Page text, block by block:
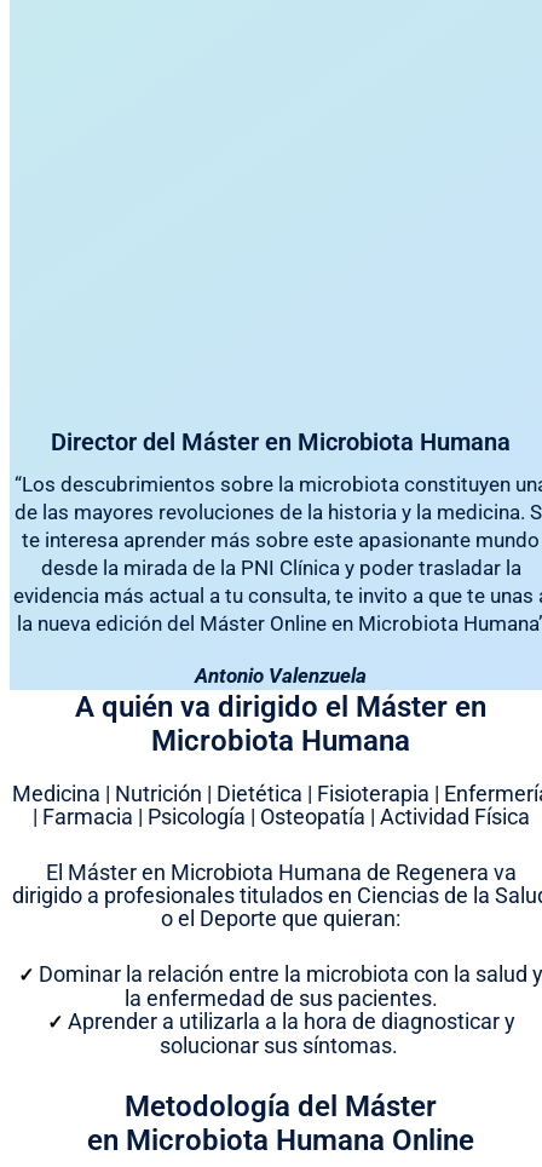
Director del Máster en Microbiota Humana
“Los descubrimientos sobre la microbiota constituyen
de las mayores revoluciones de la historia y la medicina.
te interesa aprender más sobre este apasionante mundo
desde la mirada de la PNI Clínica y poder trasladar la
evidencia más actual a tu consulta, te invito a que te unas
la nueva edición del Máster Online en Microbiota
Antonio Valenzuela
A quién va dirigido el Máster en
Microbiota Humana
Medicina | Nutrición | Dietética | Fisioterapia |
| Farmacia | Psicología | Osteopatía | Actividad Física
El Máster en Microbiota Humana de Regenera va
dirigido a profesionales titulados en Ciencias de la
o el Deporte que quieran:
✓ Dominar la relación entre la microbiota con la salud y
la enfermedad de sus pacientes.
✓ Aprender a utilizarla a la hora de diagnosticar y
solucionar sus síntomas.
Metodología del Máster
en Microbiota Humana Online